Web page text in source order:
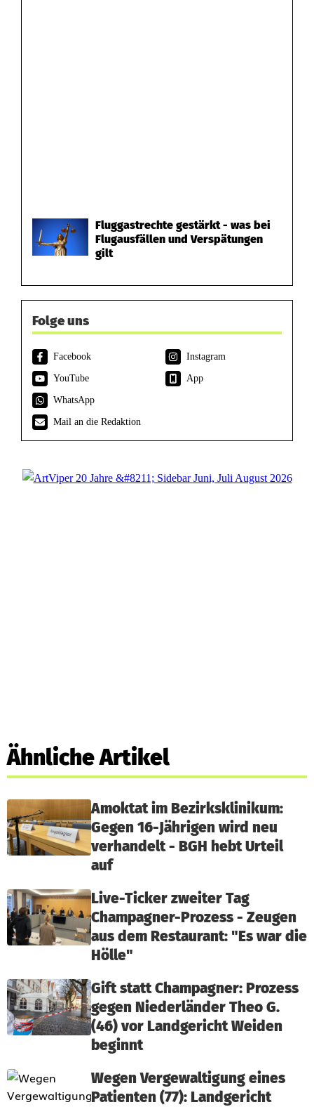
Fluggastrechte gestärkt - was bei
Flugausfällen und Verspätungen
gilt
Folge uns
Facebook
Instagram
YouTube
App
WhatsApp
Mail an die Redaktion
Ähnliche Artikel
Amoktat im Bezirksklinikum:
Gegen 16-Jährigen wird neu
verhandelt - BGH hebt Urteil
auf
Live-Ticker zweiter Tag
Champagner-Prozess - Zeugen
aus dem Restaurant: "Es war die
Hölle"
Gift statt Champagner: Prozess
gegen Niederländer Theo G.
(46) vor Landgericht Weiden
beginnt
Wegen Vergewaltigung eines
Patienten (77): Landgericht